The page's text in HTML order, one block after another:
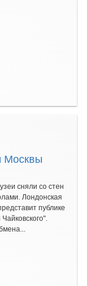
Москвы
сняли со стен
Лондонская
публике